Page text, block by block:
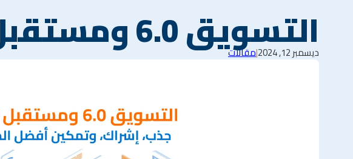
التسويق 6.0 ومستقبل العمل
ديسمبر 12, 2024 |مقالات